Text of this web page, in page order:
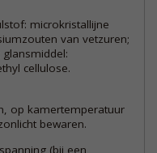
microkristallijne
van vetzuren;
cellulose.
op kamertemperatuur
bewaren.
(bij een